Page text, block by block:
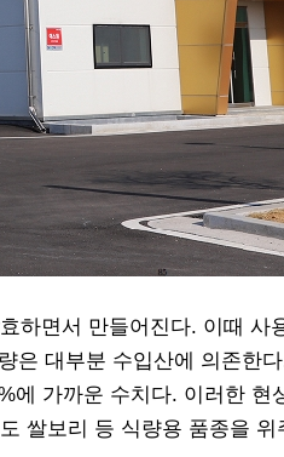
하면서 만들어진다. 이때 사
은 대부분 수입산에 의존한
에 가까운 수치다. 이러한
쌀보리 등 식량용 품종을 위